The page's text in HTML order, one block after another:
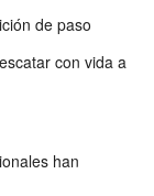
de paso
con vida a
han